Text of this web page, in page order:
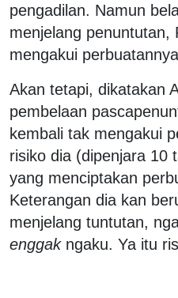
pengadilan. Namun
menjelang penuntutan,
mengakui
Akan tetapi, dikatakan
pembelaan
kembali tak mengakui
risiko dia (dipenjara 10
yang menciptakan
Keterangan dia kan
menjelang tuntutan,
enggakngaku. Ya itu